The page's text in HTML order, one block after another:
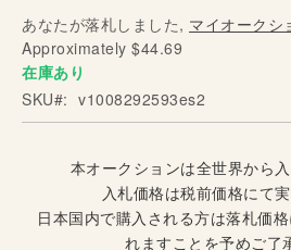
あなたが落札しました, マイオークシ
Approximately $44.69
在庫あり
SKU
v1008292593es2
本オークションは全世界から入
入札価格は税前価格にて実
日本国内で購入される方は落札価
れますことを予めご了
i
n
g
o
f